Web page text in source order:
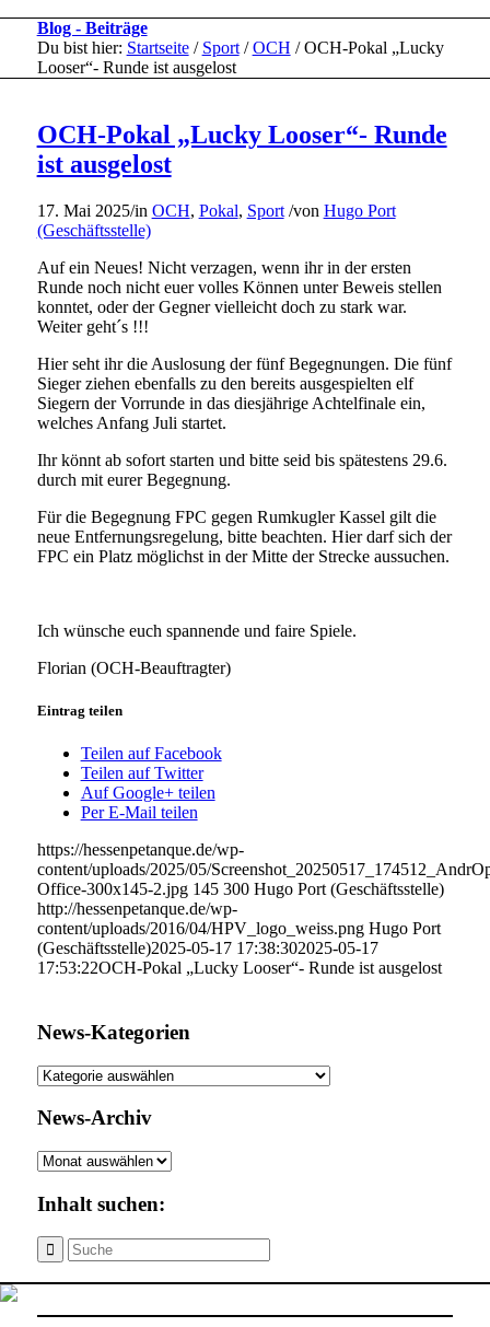
Blog - Beiträge
Du bist hier: Startseite / Sport / OCH / OCH-Pokal „Lucky
Looser“- Runde ist ausgelost
OCH-Pokal „Lucky Looser“- Runde
ist ausgelost
17. Mai 2025/in OCH, Pokal, Sport /von Hugo Port
(Geschäftsstelle)
Auf ein Neues! Nicht verzagen, wenn ihr in der ersten
Runde noch nicht euer volles Können unter Beweis stellen
konntet, oder der Gegner vielleicht doch zu stark war.
Weiter geht´s !!!
Hier seht ihr die Auslosung der fünf Begegnungen. Die fünf
Sieger ziehen ebenfalls zu den bereits ausgespielten elf
Siegern der Vorrunde in das diesjährige Achtelfinale ein,
welches Anfang Juli startet.
Ihr könnt ab sofort starten und bitte seid bis spätestens 29.6.
durch mit eurer Begegnung.
Für die Begegnung FPC gegen Rumkugler Kassel gilt die
neue Entfernungsregelung, bitte beachten. Hier darf sich der
FPC ein Platz möglichst in der Mitte der Strecke aussuchen.
Ich wünsche euch spannende und faire Spiele.
Florian (OCH-Beauftragter)
Eintrag teilen
Teilen auf Facebook
Teilen auf Twitter
Auf Google+ teilen
Per E-Mail teilen
https://hessenpetanque.de/wp-
content/uploads/2025/05/
Office-300x145-2.jpg 145 300 Hugo Port (Geschäftsstelle)
http://hessenpetanque.de/wp-
content/uploads/2016/04/HPV_logo_weiss.png Hugo Port
(Geschäftsstelle)2025-05-17 17:38:302025-05-17
17:53:22OCH-Pokal „Lucky Looser“- Runde ist ausgelost
News-Kategorien
News-
News-Archiv
News-
Inhalt suchen: